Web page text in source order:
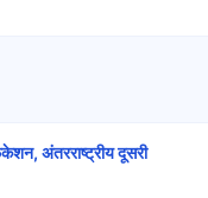
अंतरराष्ट्रीय दूसरी